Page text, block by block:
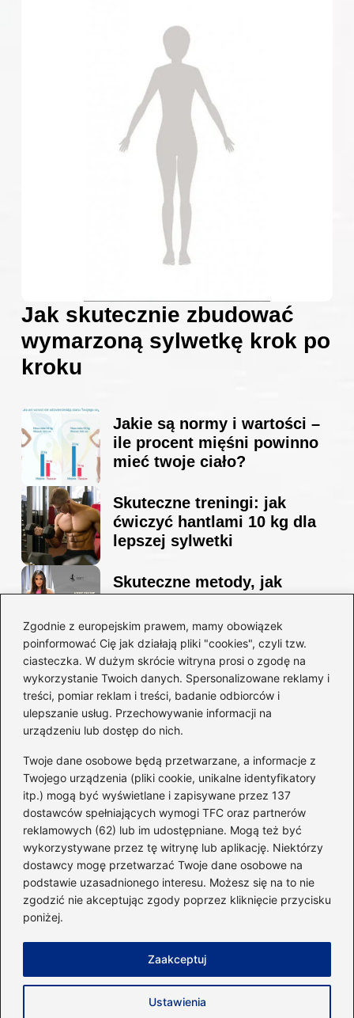
Zgodnie z europejskim prawem, mamy obowiązek
poinformować Cię jak działają pliki "cookies", czyli tzw.
ciasteczka. W dużym skrócie witryna prosi o zgodę na
wykorzystanie Twoich danych. Spersonalizowane reklamy i
treści, pomiar reklam i treści, badanie odbiorców i
ulepszanie usług. Przechowywanie informacji na
urządzeniu lub dostęp do nich.
Twoje dane osobowe będą przetwarzane, a informacje z
Twojego urządzenia (pliki cookie, unikalne identyfikatory
itp.) mogą być wyświetlane i zapisywane przez 137
dostawców spełniających wymogi TFC oraz partnerów
reklamowych (62) lub im udostępniane. Mogą też być
wykorzystywane przez tę witrynę lub aplikację. Niektórzy
dostawcy mogę przetwarzać Twoje dane osobowe na
podstawie uzasadnionego interesu. Możesz się na to nie
zgodzić nie akceptując zgody poprzez kliknięcie przycisku
poniżej.
Ustawienia
Zaakceptuj
Jak skutecznie zbudować
wymarzoną sylwetkę krok po
kroku
Jakie są normy i wartości –
ile procent mięśni powinno
mieć twoje ciało?
Skuteczne treningi: jak
ćwiczyć hantlami 10 kg dla
lepszej sylwetki
Skuteczne metody, jak
sylwetkę w zaledwie 90 dni
Idealny garnitur: jak dobrać
go do swojej sylwetki?
Kategorie
Dieta i kalorie(221)
Fitness(236)
Siłownia(101)
Sport(60)
Sprzęt i akcesoria(25)
Suplementy(38)
Zasady użytkowania